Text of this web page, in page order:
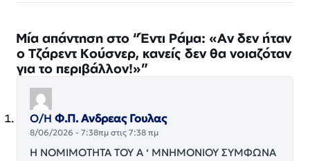
Μία απάντηση στο “Έντι Ράμα: «Αν δεν ήταν
ο Τζάρεντ Κούσνερ, κανείς δεν θα νοιαζόταν
για το περιβάλλον!»”
Ο/Η Φ.Π. Ανδρεας Γουλας
8/06/2026 - 7:38πμ στις 7:38 πμ
Η ΝΟΜΙΜΟΤΗΤΑ ΤΟΥ Α ‘ ΜΝΗΜΟΝΙΟΥ ΣΥΜΦΩΝΑ